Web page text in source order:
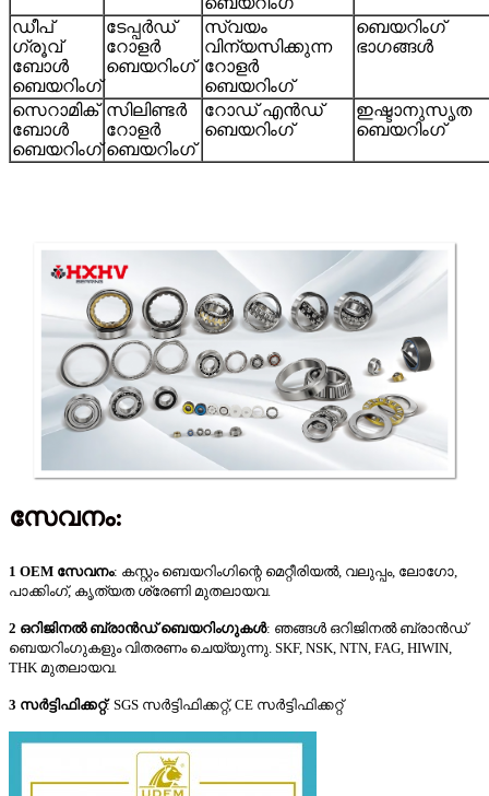
ഡീപ്
ഗ്രൂവ്
ബോൾ
ബെയറിംഗ്
ടേപ്പർഡ്
റോളർ
ബെയറിംഗ്
സ്വയം
വിന്യസിക്കുന്ന
റോളർ
ബെയറിംഗ്
ബെയറിംഗ്
ഭാഗങ്ങൾ
സെറാമിക്
ബോൾ
ബെയറിംഗ്
സിലിണ്ടർ
റോളർ
ബെയറിംഗ്
റോഡ് എൻഡ്
ബെയറിംഗ്
ഇഷ്ടാനുസൃത
ബെയറിംഗ്
സേവനം:
1 OEM സേവനം: കസ്റ്റം ബെയറിംഗിന്റെ മെറ്റീരിയൽ, വലുപ്പം, ലോഗോ,
പാക്കിംഗ്, കൃത്യത ശ്രേണി മുതലായവ.
2 ഒറിജിനൽ ബ്രാൻഡ് ബെയറിംഗുകൾ: ഞങ്ങൾ ഒറിജിനൽ ബ്രാൻഡ്
ബെയറിംഗുകളും വിതരണം ചെയ്യുന്നു. SKF, NSK, NTN, FAG, HIWIN,
THK മുതലായവ.
3 സർട്ടിഫിക്കറ്റ്: SGS സർട്ടിഫിക്കറ്റ്, CE സർട്ടിഫിക്കറ്റ്